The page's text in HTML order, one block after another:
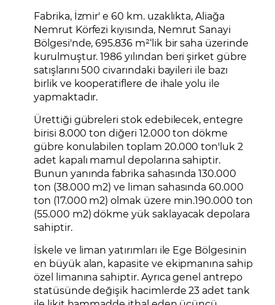
Fabrika, İzmir' e 60 km. uzaklıkta, Aliağa
Nemrut Körfezi kıyısında, Nemrut Sanayi
Bölgesi'nde, 695.836 m²‘lik bir saha üzerinde
kurulmuştur. 1986 yılından beri şirket gübre
satışlarını 500 civarındaki bayileri ile bazı
birlik ve kooperatiflere de ihale yolu ile
yapmaktadır.
Ürettiği gübreleri stok edebilecek, entegre
birisi 8.000 ton diğeri 12.000 ton dökme
gübre konulabilen toplam 20.000 ton'luk 2
adet kapalı mamul depolarına sahiptir.
Bunun yanında fabrika sahasında 130.000
ton (38.000 m2) ve liman sahasında 60.000
ton (17.000 m2) olmak üzere min.190.000 ton
(55.000 m2) dökme yük saklayacak depolara
sahiptir.
İskele ve liman yatırımları ile Ege Bölgesinin
en büyük alan, kapasite ve ekipmanına sahip
özel limanına sahiptir. Ayrıca genel antrepo
statüsünde değişik hacimlerde 23 adet tank